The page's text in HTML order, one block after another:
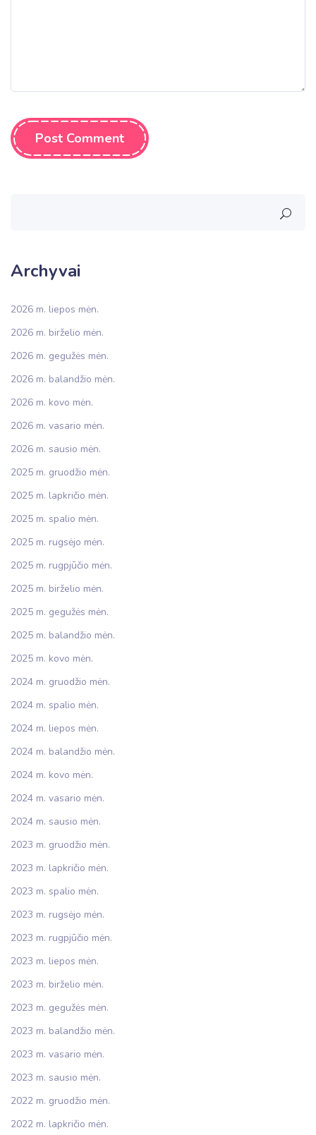
Post Comment
Archyvai
2026 m. liepos mėn.
2026 m. birželio mėn.
2026 m. gegužės mėn.
2026 m. balandžio mėn.
2026 m. kovo mėn.
2026 m. vasario mėn.
2026 m. sausio mėn.
2025 m. gruodžio mėn.
2025 m. lapkričio mėn.
2025 m. spalio mėn.
2025 m. rugsėjo mėn.
2025 m. rugpjūčio mėn.
2025 m. birželio mėn.
2025 m. gegužės mėn.
2025 m. balandžio mėn.
2025 m. kovo mėn.
2024 m. gruodžio mėn.
2024 m. spalio mėn.
2024 m. liepos mėn.
2024 m. balandžio mėn.
2024 m. kovo mėn.
2024 m. vasario mėn.
2024 m. sausio mėn.
2023 m. gruodžio mėn.
2023 m. lapkričio mėn.
2023 m. spalio mėn.
2023 m. rugsėjo mėn.
2023 m. rugpjūčio mėn.
2023 m. liepos mėn.
2023 m. birželio mėn.
2023 m. gegužės mėn.
2023 m. balandžio mėn.
2023 m. vasario mėn.
2023 m. sausio mėn.
2022 m. gruodžio mėn.
2022 m. lapkričio mėn.